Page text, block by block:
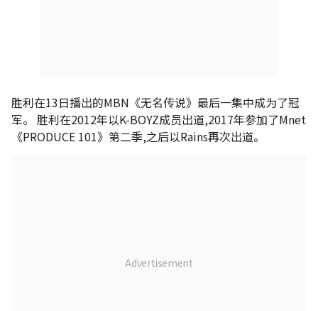
胜利在13日播出的MBN《无名传说》最后一集中成为了冠
军。 胜利在2012年以K-BOYZ成员出道,2017年参加了Mnet
《PRODUCE 101》第二季,之后以Rains再次出道。